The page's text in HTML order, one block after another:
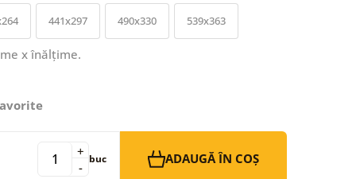
441x297 490x330 539x363
x înălțime.
-
+ buc ADAUGĂ ÎN COȘ